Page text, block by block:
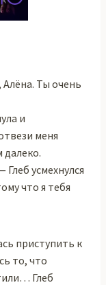
Алёна. Ты очень
и
меня
усмехнулся
что я тебя
приступить к
то, что
Глеб